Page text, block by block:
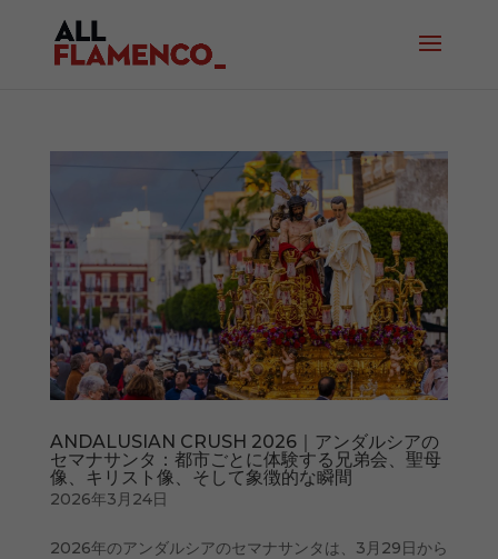
ANDALUSIAN CRUSH 2026｜アンダルシアの
セマナサンタ：都市ごとに体験する兄弟会、聖母
像、キリスト像、そして象徴的な瞬間
2026年3月24日
2026年のアンダルシアのセマナサンタは、3月29日から